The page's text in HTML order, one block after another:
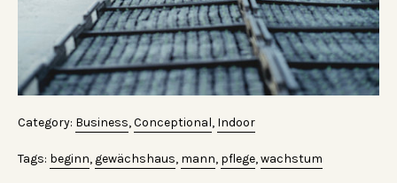
Category: Business,Conceptional, Indoor
Tags: beginn, gewächshaus, mann, pflege,wachstum